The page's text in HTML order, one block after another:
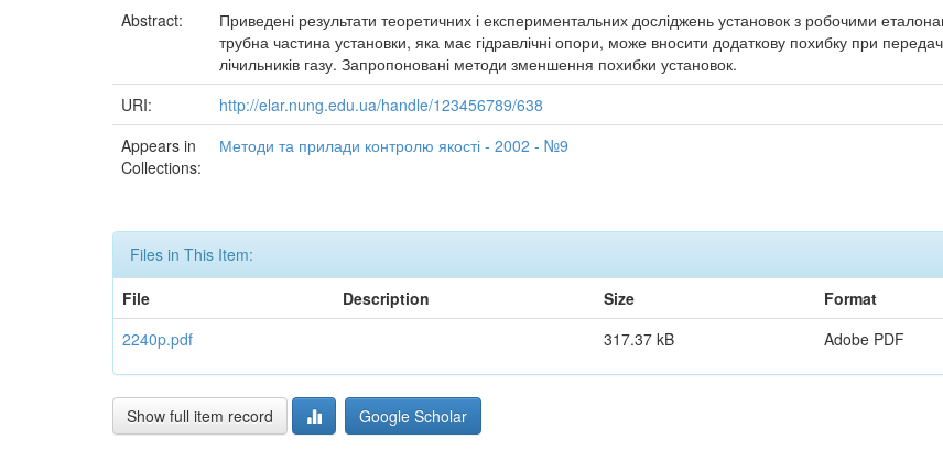
Abstract:
Приведені результати теоретичних і експериментальних досліджень установок з робочими
трубна частина установки, яка має гідравлічні опори, може вносити додаткову похибку при
лічильників газу. Запропоновані методи зменшення похибки установок.
URI:
http://elar.nung.edu.ua/handle/123456789/638
Appears in
Collections:
Методи та прилади контролю якості - 2002 - №9
Files in This Item:
File
Description Size
Format
2240p.pdf
317.37 kB Adobe PDF
Show full item record Google Scholar